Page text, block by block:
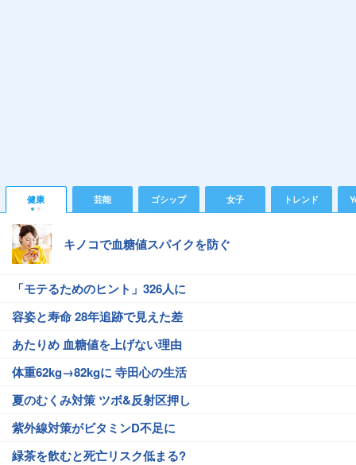
健康 芸能 ゴシップ 女子 トレンド
キノコで血糖値スパイクを防ぐ
「モテるためのヒント」326人に
容姿と寿命 28年追跡で見えた差
あたりめ 血糖値を上げない理由
体重62kg→82kgに 寺田心の生活
夏のむくみ対策 ツボ&反射区押し
紫外線対策がビタミンD不足に
緑茶を飲むと死亡リスク低まる?